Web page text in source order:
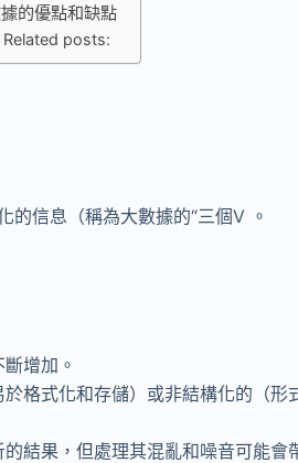
的優點和缺點
Related posts:
的信息（稱為大數據的“三個V 。
增加。
格式化和存儲）或非結構化的（形
結果，但處理其混亂和噪音可能會